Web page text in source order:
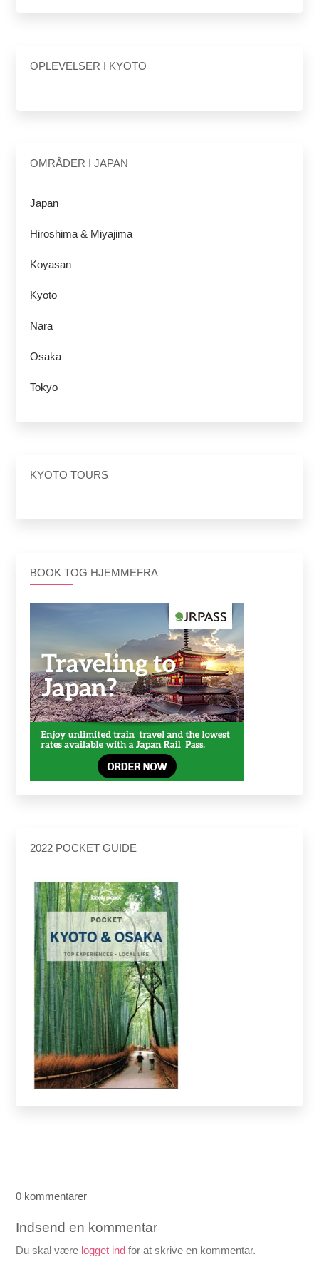
OPLEVELSER I KYOTO
OMRÅDER I JAPAN
Japan
Hiroshima & Miyajima
Koyasan
Kyoto
Nara
Osaka
Tokyo
KYOTO TOURS
BOOK TOG HJEMMEFRA
2022 POCKET GUIDE
0 kommentarer
Indsend en kommentar
Du skal være logget ind for at skrive en kommentar.